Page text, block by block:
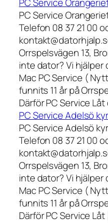
PC Service
PC Service
Telefon 08 37 21 00
Orrspelsvägen 13,
inte dator? Vi hjälper
Mac PC Service (
funnits 11 år på
Därför PC Service
PC Service Adelsö
PC Service Adelsö
Telefon 08 37 21 00
Orrspelsvägen 13,
inte dator? Vi hjälper
Mac PC Service (
funnits 11 år på
Därför PC Service